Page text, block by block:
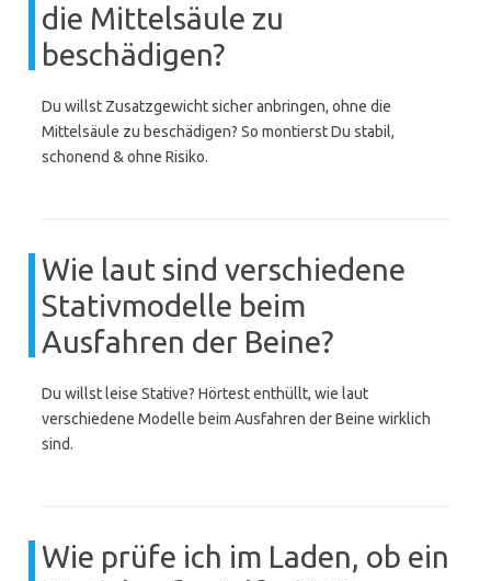
die Mittelsäule zu
beschädigen?
Du willst Zusatzgewicht sicher anbringen, ohne die
Mittelsäule zu beschädigen? So montierst Du stabil,
schonend & ohne Risiko.
Wie laut sind verschiedene
Stativmodelle beim
Ausfahren der Beine?
Du willst leise Stative? Hörtest enthüllt, wie laut
verschiedene Modelle beim Ausfahren der Beine wirklich
sind.
Wie prüfe ich im Laden, ob ein